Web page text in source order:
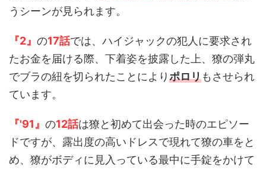
うシーンが見られます。
『2』 の17話では、ハイジャックの犯人に要求され
たお金を届ける際、下着姿を披露した上、獠の弾丸
でブラの紐を切られたことによりポロリもさせられ
ています。
『'91』 の12話は獠と初めて出会った時のエピソー
ドですが、露出度の高いドレスで現れて獠の車をと
め、獠がボディに見入っている最中に手錠をかけて